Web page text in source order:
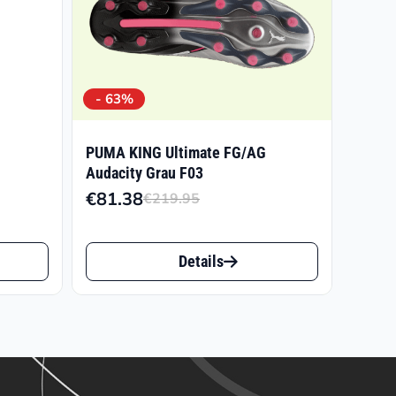
- 63%
PUMA KING Ultimate FG/AG
Audacity Grau F03
€219.95
war:
€219.95
€81.38
ist:
€81.38.
Dieses
Produkt
Details